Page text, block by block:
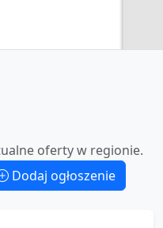
oferty w regionie.
Dodaj ogłoszenie